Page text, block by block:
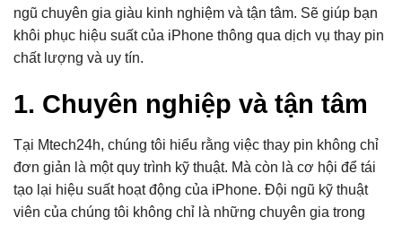
ngũ chuyên gia giàu kinh nghiệm và tận tâm. Sẽ giúp bạn
khôi phục hiệu suất của iPhone thông qua dịch vụ thay pin
chất lượng và uy tín.
1. Chuyên nghiệp và tận tâm
Tại Mtech24h, chúng tôi hiểu rằng việc thay pin không chỉ
đơn giản là một quy trình kỹ thuật. Mà còn là cơ hội để tái
tạo lại hiệu suất hoạt động của iPhone. Đội ngũ kỹ thuật
viên của chúng tôi không chỉ là những chuyên gia trong